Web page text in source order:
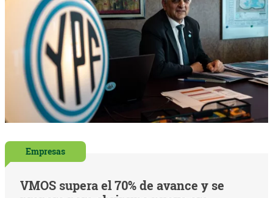
Empresas
VMOS supera el 70% de avance y se